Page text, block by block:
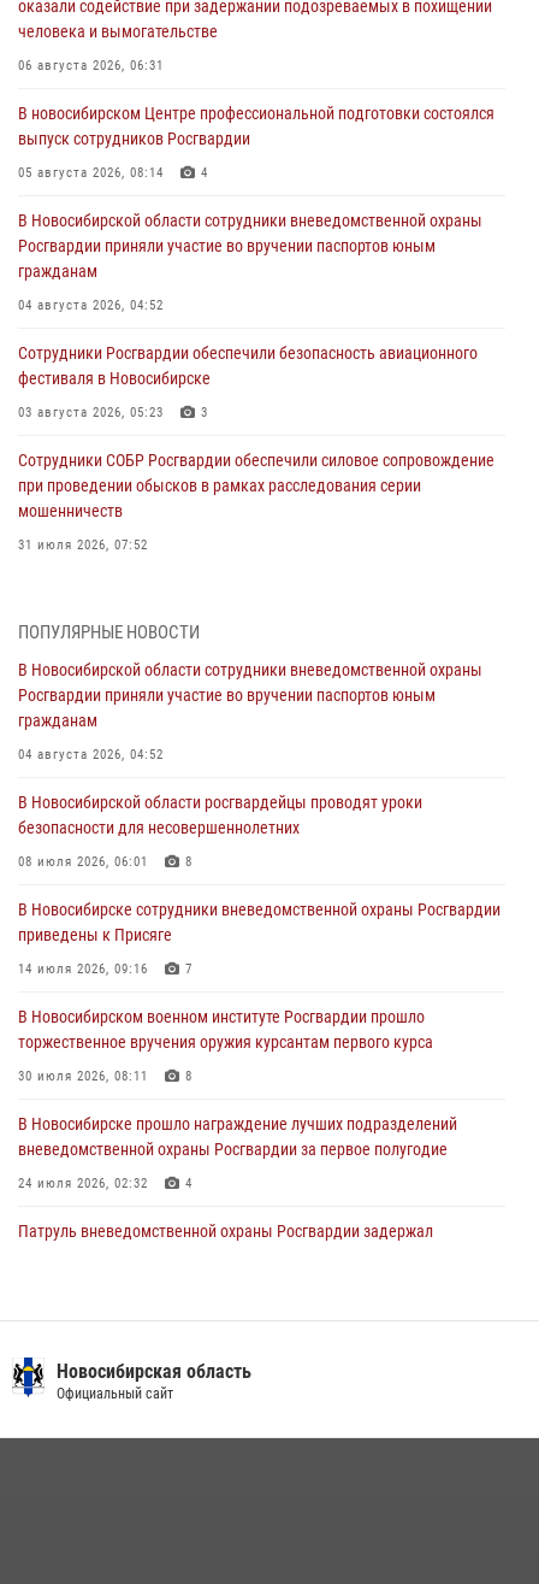
оказали содействие при задержании подозреваемых в похищении
человека и вымогательстве
06 августа 2026, 06:31
В новосибирском Центре профессиональной подготовки состоялся
выпуск сотрудников Росгвардии
05 августа 2026, 08:14 4
В Новосибирской области сотрудники вневедомственной охраны
Росгвардии приняли участие во вручении паспортов юным
гражданам
04 августа 2026, 04:52
Сотрудники Росгвардии обеспечили безопасность авиационного
фестиваля в Новосибирске
03 августа 2026, 05:23 3
Сотрудники СОБР Росгвардии обеспечили силовое сопровождение
при проведении обысков в рамках расследования серии
мошенничеств
31 июля 2026, 07:52
При силовой поддержке бойцов ОМОН и СОБР Росгвардии
пресечена деятельность группы лиц, причастных к мошенничеству
в сфере страхования
В Новосибирске сотрудниками вневедомственной охраны
Росгвардии задержан гражданин, находящийся в розыске
В Новосибирске военнослужащие отряда спецназа «Ермак»
Росгвардии провели занятия по беспарашютному десантированию
В Новосибирске военнослужащие Росгвардии почтили память детей
– жертв войны в Донбассе
ПОПУЛЯРНЫЕ НОВОСТИ
В Новосибирской области сотрудники вневедомственной охраны
Росгвардии приняли участие во вручении паспортов юным
гражданам
04 августа 2026, 04:52
В Новосибирской области росгвардейцы проводят уроки
безопасности для несовершеннолетних
08 июля 2026, 06:01 8
В Новосибирске сотрудники вневедомственной охраны Росгвардии
приведены к Присяге
14 июля 2026, 09:16 7
В Новосибирском военном институте Росгвардии прошло
торжественное вручения оружия курсантам первого курса
30 июля 2026, 08:11 8
В Новосибирске прошло награждение лучших подразделений
вневедомственной охраны Росгвардии за первое полугодие
24 июля 2026, 02:32 4
Патруль вневедомственной охраны Росгвардии задержал
Росгвардии задержаны лица, находящихся в розыске
13 июля 2026, 05:32
Новосибирская область
Официальный сайт